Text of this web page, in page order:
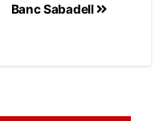
Banc Sabadell